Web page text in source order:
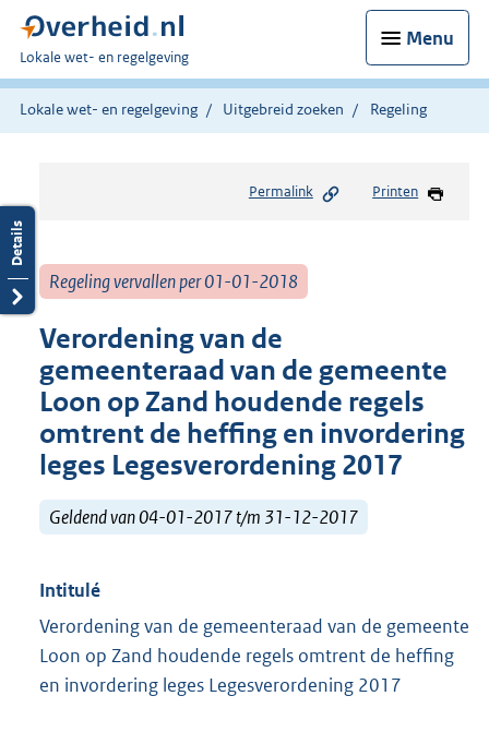
Menu
U
bent
hier:
Lokale wet- en regelgeving
Lokale wet- en regelgeving Uitgebreid zoeken Regeling
Permalink Printen
Regeling vervallen per 01-01-2018
Verordening van de
gemeenteraad van de gemeente
Loon op Zand houdende regels
omtrent de heffing en invordering
leges Legesverordening 2017
Geldend van 04-01-2017 t/m 31-12-2017
Intitulé
Verordening van de gemeenteraad van de gemeente
Loon op Zand houdende regels omtrent de heffing
en invordering leges Legesverordening 2017